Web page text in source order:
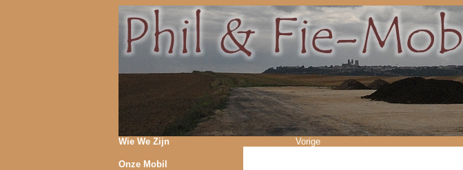
Wie We Zijn
Onze Mobil
Vorige